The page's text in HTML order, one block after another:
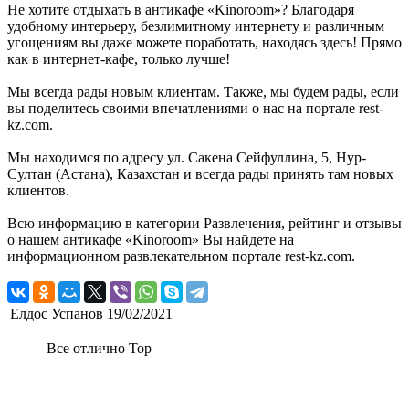
Не хотите отдыхать в антикафе «Kinoroom»? Благодаря
удобному интерьеру, безлимитному интернету и различным
угощениям вы даже можете поработать, находясь здесь! Прямо
как в интернет-кафе, только лучше!
Мы всегда рады новым клиентам. Также, мы будем рады, если
вы поделитесь своими впечатлениями о нас на портале rest-
kz.com.
Мы находимся по адресу ул. Сакена Сейфуллина, 5, Нур-
Султан (Астана), Казахстан и всегда рады принять там новых
клиентов.
Всю информацию в категории Развлечения, рейтинг и отзывы
о нашем антикафе «Kinoroom» Вы найдете на
информационном развлекательном портале rest-kz.com.
Елдос Успанов 19/02/2021
Все отлично Top